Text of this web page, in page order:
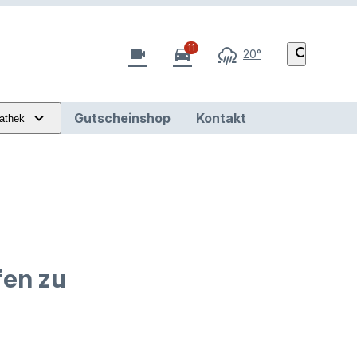
videocam directions_car11 20° search
Gutscheinshop Kontakt
zu